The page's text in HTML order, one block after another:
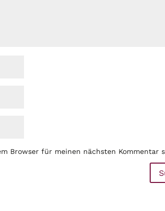
Browser für meinen nächsten Kommentar